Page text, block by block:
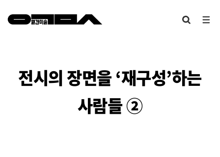
전시의 장면을 ‘재구성’하는
사람들 ②